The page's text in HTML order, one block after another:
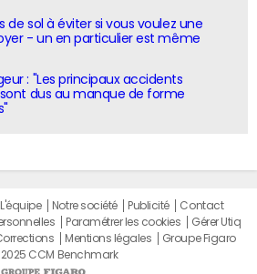
de sol à éviter si vous voulez une
- un en particulier est même
: "Les principaux accidents
dus au manque de forme
L'équipe Notre société Publicité
Contact
Paramétrer les cookies
Gérer Utiq
Mentions légales
Groupe Figaro
CCM Benchmark